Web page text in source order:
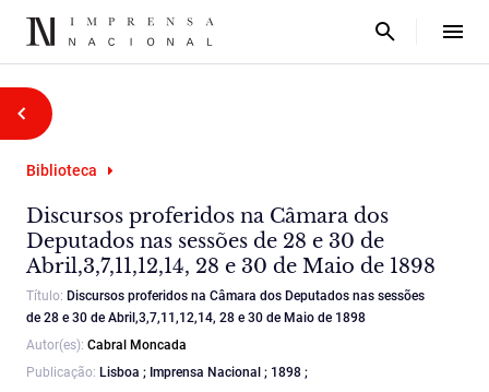
Biblioteca
Discursos proferidos na Câmara dos
Deputados nas sessões de 28 e 30 de
Abril,3,7,11,12,14, 28 e 30 de Maio de 1898
Título: Discursos proferidos na Câmara dos Deputados nas sessões
de 28 e 30 de Abril,3,7,11,12,14, 28 e 30 de Maio de 1898
Autor(es): Cabral Moncada
Publicação: Lisboa ; Imprensa Nacional ; 1898 ;